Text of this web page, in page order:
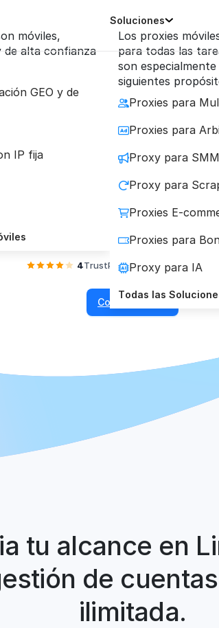
móviles,
de alta confianza
GEO y de
IP fija
Soluciones
Los proxies
para todas las
son
siguientes
Proxies para
Proxies para
Proxy para SMM
Proxy para
Proxies E-
Proxies para
Proxy para IA
Todas las
para
de múltiples perfiles y la
proxies móviles de máxima
baneos y opera sin límites.
4TrustPilot 4.2
Comprar proxy
tu alcance en
de
ilimitada.